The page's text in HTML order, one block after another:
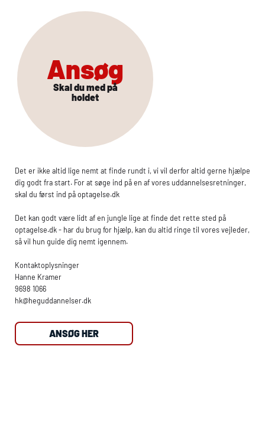
Ansøg
Skal du med på
holdet
Det er ikke altid lige nemt at finde rundt i, vi vil derfor altid gerne hjælpe
dig godt fra start. For at søge ind på en af vores uddannelsesretninger,
skal du først ind på optagelse.dk
Det kan godt være lidt af en jungle lige at finde det rette sted på
optagelse.dk - har du brug for hjælp, kan du altid ringe til vores vejleder,
så vil hun guide dig nemt igennem.
Kontaktoplysninger
Hanne Kramer
9698 1066
hk@heguddannelser.dk
ANSØG HER